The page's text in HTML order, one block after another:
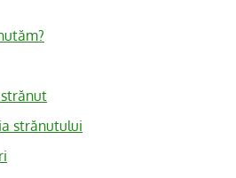
strănutului